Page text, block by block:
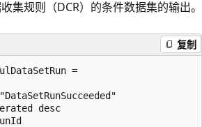
集规则（DCR）的条件数据集的输出。
复制
=
desc